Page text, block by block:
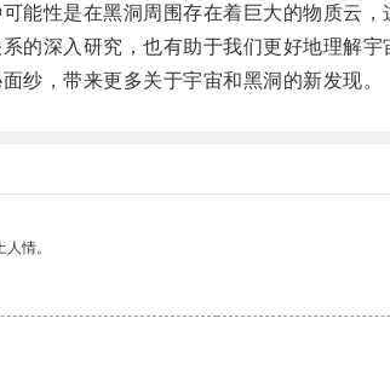
性是在黑洞周围存在着巨大的物质云，
深入研究，也有助于我们更好地理解宇
，带来更多关于宇宙和黑洞的新发现。
情。